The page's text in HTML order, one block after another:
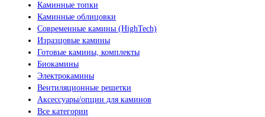
Каминные топки
Каминные облицовки
Современные камины (HighTech)
Изразцовые камины
Готовые камины, комплекты
Биокамины
Электрокамины
Вентиляционные решетки
Аксессуары/опции для каминов
Все категории